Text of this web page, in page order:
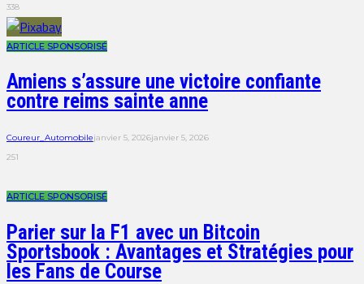
338
ARTICLE SPONSORISÉ
Amiens s’assure une victoire confiante
contre reims sainte anne
Coureur_Automobilejanvier 5, 2026janvier 5, 2026
251
ARTICLE SPONSORISÉ
Parier sur la F1 avec un Bitcoin
Sportsbook : Avantages et Stratégies pour
les Fans de Course